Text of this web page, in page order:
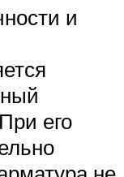
и
его